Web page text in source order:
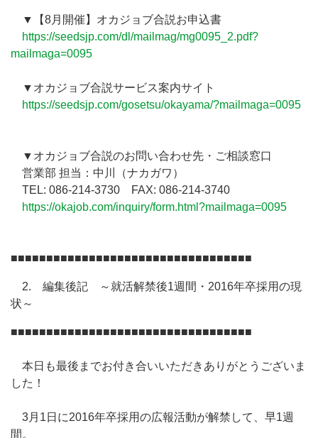
▼【8月開催】オカジョブ合説お申込書
https://seedsjp.com/dl/mailmag/mg0095_2.pdf?
mailmaga=0095
▼オカジョブ合説サービス案内サイト
https://seedsjp.com/gosetsu/okayama/?mailmaga=0095
▼オカジョブ合説のお問い合わせ先・ご相談窓口
営業部 担当：中川（ナカガワ）
TEL: 086-214-3730 FAX: 086-214-3740
https://okajob.com/inquiry/form.html?mailmaga=0095
■■■■■■■■■■■■■■■■■■■■■■■■■■■■■■■■■■
2. 編集後記 ～就活解禁後1週間・2016年卒採用の現
状～
■■■■■■■■■■■■■■■■■■■■■■■■■■■■■■■■■■
本日も最後までお付き合いいただきありがとうございま
した！
3月1日に2016年卒採用の広報活動が解禁して、早1週
間。